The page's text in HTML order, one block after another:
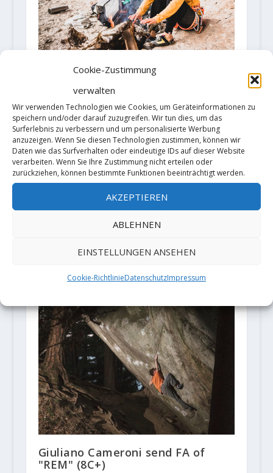
Cookie-Zustimmung
verwalten
Wir verwenden Technologien wie Cookies, um Geräteinformationen zu
speichern und/oder darauf zuzugreifen. Wir tun dies, um das
Surferlebnis zu verbessern und um personalisierte Werbung
anzuzeigen. Wenn Sie diesen Technologien zustimmen, können wir
Daten wie das Surfverhalten oder eindeutige IDs auf dieser Website
verarbeiten. Wenn Sie Ihre Zustimmung nicht erteilen oder
zurückziehen, können bestimmte Funktionen beeinträchtigt werden.
AKZEPTIEREN
ABLEHNEN
EINSTELLUNGEN ANSEHEN
Cookie-RichtlinieDatenschutzImpressum
Katherine Choong sends "La Ligne
Claire" 8c+
17. März 2021
"Harry's Dirty Brother" (8c+) by
Giuliano Cameroni send FA of
"REM" (8C+)